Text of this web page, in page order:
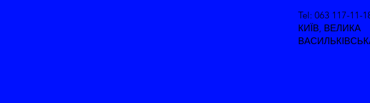
Tel: 063 117-11-
КИЇВ, ВЕЛИКА